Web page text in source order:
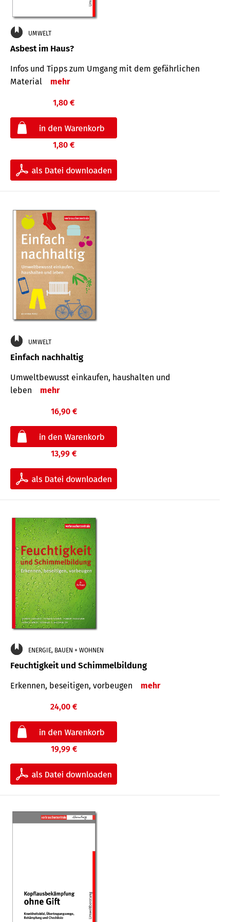
UMWELT
Asbest im Haus?
Infos und Tipps zum Um­gang mit dem ge­fähr­lichen
Mate­rial
mehr
1,80 €
1,80 €
UMWELT
Einfach nachhaltig
Umweltbewusst einkaufen, haushalten und
leben
mehr
16,90 €
13,99 €
ENERGIE, BAUEN + WOHNEN
Feuchtigkeit und Schimmelbildung
Erkennen, beseitigen, vorbeugen mehr
24,00 €
19,99 €